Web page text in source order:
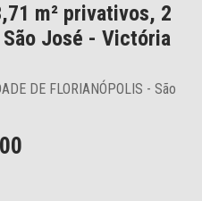
m² privativos, 2
José - Victória
DE FLORIANÓPOLIS - São